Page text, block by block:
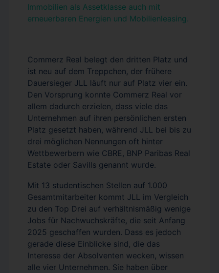
Immobilien als Assetklasse auch mit
erneuerbaren Energien und Mobilienleasing.
Commerz Real belegt den dritten Platz und
ist neu auf dem Treppchen, der frühere
Dauersieger JLL läuft nur auf Platz vier ein.
Den Vorsprung konnte Commerz Real vor
allem dadurch erzielen, dass viele das
Unternehmen auf ihren persönlichen ersten
Platz gesetzt haben, während JLL bei bis zu
drei möglichen Nennungen oft hinter
Wettbewerbern wie CBRE, BNP Paribas Real
Estate oder Savills genannt wurde.
Mit 13 studentischen Stellen auf 1.000
Gesamtmitarbeiter kommt JLL im Vergleich
zu den Top Drei auf verhältnismäßig wenige
Jobs für Nachwuchskräfte, die seit Anfang
2025 geschaffen wurden. Dass es jedoch
gerade diese Einblicke sind, die das
Interesse der Absolventen wecken, wissen
alle vier Unternehmen. Sie haben über